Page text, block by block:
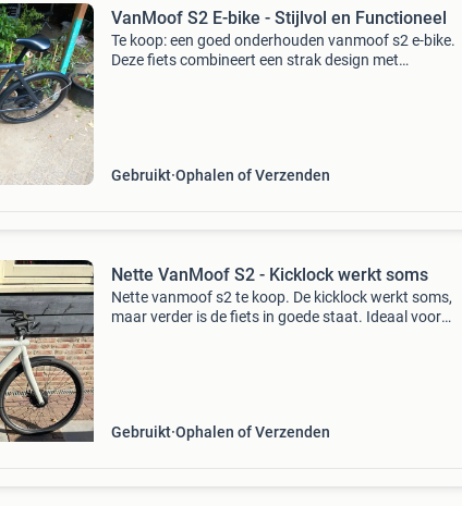
VanMoof S2 E-bike - Stijlvol en Functioneel
Te koop: een goed onderhouden vanmoof s2 e-bike.
Deze fiets combineert een strak design met
Gebruikt Ophalen of Verzenden
Nette VanMoof S2 - Kicklock werkt soms
Nette vanmoof s2 te koop. De kicklock werkt soms,
maar verder is de fiets in goede staat. Ideaal voor
Gebruikt Ophalen of Verzenden